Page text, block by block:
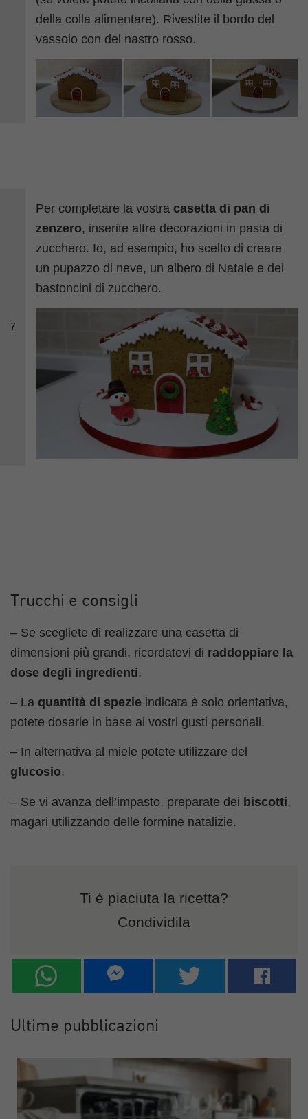
della colla alimentare). Rivestite il bordo del
vassoio con del nastro rosso.
7
Per completare la vostra casetta di pan di
zenzero, inserite altre decorazioni in pasta di
zucchero. Io, ad esempio, ho scelto di creare
un pupazzo di neve, un albero di Natale e dei
bastoncini di zucchero.
Trucchi e consigli
– Se scegliete di realizzare una casetta di
dimensioni più grandi, ricordatevi di raddoppiare la
dose degli ingredienti.
– La quantità di spezie indicata è solo orientativa,
potete dosarle in base ai vostri gusti personali.
– In alternativa al miele potete utilizzare del
glucosio.
– Se vi avanza dell’impasto, preparate dei biscotti,
magari utilizzando delle formine natalizie.
Ti è piaciuta la ricetta?
Condividila
Ultime pubblicazioni